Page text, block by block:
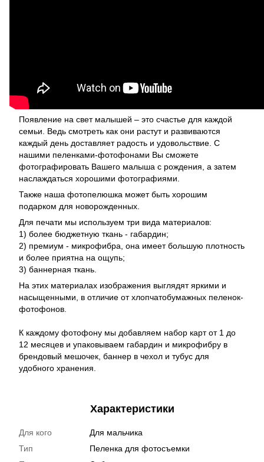
Появление на свет малышей – это счастье для каждой
семьи. Ведь смотреть как они растут и развиваются
каждый день доставляет радость и удовольствие. С
нашими пеленками-фотофонами Вы сможете
фотографировать Вашего малыша с рождения, а затем
наслаждаться хорошими фотографиями.
Также наша фотопелюшка может быть хорошим
подарком для новорожденных.
Для печати мы используем три вида материалов:
1) более бюджетную ткань - габардин;
2) премиум - микрофибра, она имеет большую плотность
и более приятна на ощупь;
3) баннерная ткань.
На этих материалах изображения выглядят яркими и
насыщенными, в отличие от хлопчатобумажных пеленок-
фотофонов.
К каждому фотофону мы добавляем набор карт от 1 до
12 месяцев и упаковываем габардин и микрофибру в
брендовый мешочек, баннер в чехол и тубус для
удобного хранения.
Характеристики
Для кого
Для мальчика
Тип
Пеленка для фотосъемки